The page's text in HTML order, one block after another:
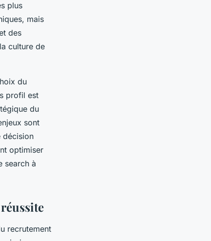
plus
mais
des
culture de
du
profil est
du
sont
décision
optimiser
search à
recrutement